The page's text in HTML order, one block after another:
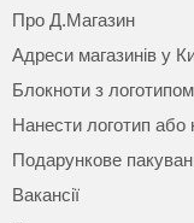
Про Д.Магазин
Адреси магазинів у
Блокноти з
Нанести логотип або
Подарункове
Вакансії